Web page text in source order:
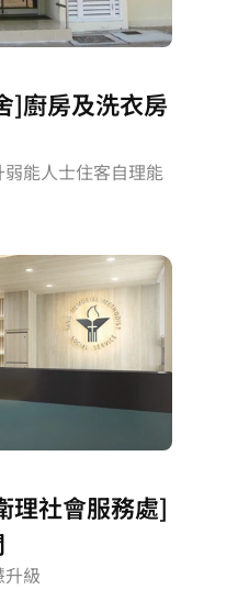
]廚房及洗衣房
能人士住客自理能
理社會服務處]
級